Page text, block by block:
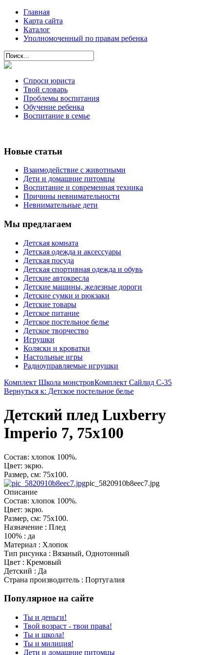
Главная
Карта сайта
Каталог
Уполномоченный по правам ребенка
Спроси юриста
Твой словарь
Проблемы воспитания
Обучение ребенка
Воспитание в семье
Новые статьи
Взаимодействие с животными
Дети и домашние питомцы
Воспитание и современная техника
Причины невнимательности
Невнимательные дети
Мы предлагаем
Детская комната
Детская одежда и аксессуары
Детская посуда
Детская спортивная одежда и обувь
Детские автокресла
Детские машины, железные дороги
Детские сумки и рюкзаки
Детские товары
Детское питание
Детское постельное белье
Детское творчество
Игрушки
Коляски и кроватки
Настольные игры
Радиоуправляемые игрушки
Комплект Школа монстровКомплект Сайлид С-35
Вернуться к: Детское постельное белье
Детский плед Luxberry
Imperio 7, 75х100
Состав: хлопок 100%.
Цвет: экрю.
Размер, см: 75х100.
pic_5820910b8eec7.jpg
Описание
Состав: хлопок 100%.
Цвет: экрю.
Размер, см: 75х100.
Назначение : Плед
100% : да
Материал : Хлопок
Тип рисунка : Вязаный, Однотонный
Цвет : Кремовый
Детский : Да
Страна производитель : Португалия
Популярное на сайте
Ты и деньги!
Твой возраст - твои права!
Ты и школа!
Ты и милиция!
Дети и домашние питомцы